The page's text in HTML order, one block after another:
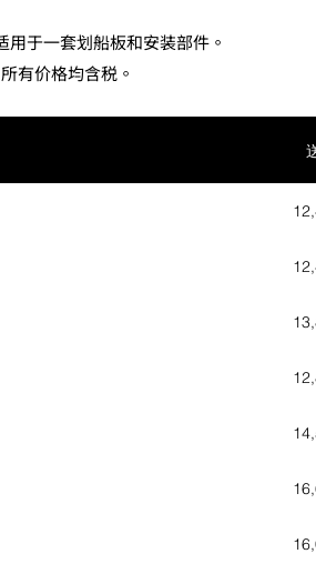
用于一套划船板和安装部件。
​所有价格均含税。